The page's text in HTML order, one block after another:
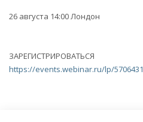
26 августа 14:00 Лондон
ЗАРЕГИСТРИРОВАТЬСЯ
https://events.webinar.ru/lp/5706431